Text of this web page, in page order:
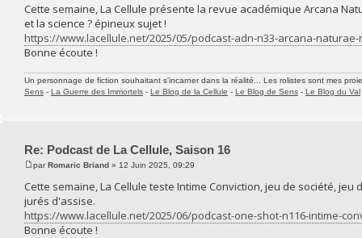
Cette semaine, La Cellule présente la revue académique Arcana
et la science ? épineux sujet !
https://www.lacellule.net/2025/05/podcast-adn-n33-arcana-
Bonne écoute !
Un personnage de fiction souhaitant s'incarner dans la réalité... Les rolistes sont mes
Sens - La Guerre des Immortels - Le Blog de la Cellule - Le Blog de Sens - Le Blog du Val
Re: Podcast de La Cellule, Saison 16
parRomaric Briand » 12 Juin 2025, 09:29
Cette semaine, La Cellule teste Intime Conviction, jeu de société,
jurés d'assise.
https://www.lacellule.net/2025/06/podcast-one-shot-n116-intime-
Bonne écoute !